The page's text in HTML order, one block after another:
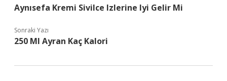
Aynısefa Kremi Sivilce Izlerine Iyi Gelir Mi
Sonraki Yazı
250 Ml Ayran Kaç Kalori